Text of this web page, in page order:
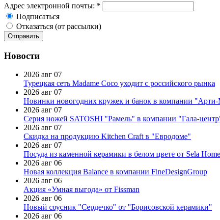
Адрес электронной почты: *
Подписаться
Отказаться (от рассылки)
Новости
2026 авг 07
Турецкая сеть Madame Coco уходит с российского рынка
2026 авг 07
Новинки новогодних кружек и банок в компании
2026 авг 07
Серия ножей SATOSHI "Рамель" в компании "Гала-
2026 авг 07
Скидка на продукцию Kitchen Craft в "Евродоме"
2026 авг 07
Посуда из каменной керамики в белом цвете от Sela Home
2026 авг 06
Новая коллекция Balance в компании FineDesignGroup
2026 авг 06
Акция «Умная выгода» от Fissman
2026 авг 06
Новый соусник "Сердечко" от "Борисовской керамики"
2026 авг 06